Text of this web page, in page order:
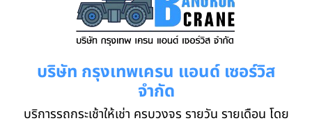
บริษัท กรุงเทพเครน แอนด์ เซอร์วิส
จำกัด
บริการรถกระเช้าให้เช่า ครบวงจร รายวัน รายเดือน โดย